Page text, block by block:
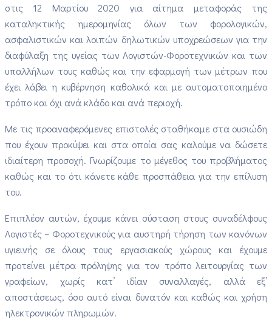
στις 12 Μαρτίου 2020 για αίτημα μεταφοράς της
καταληκτικής ημερομηνίας όλων των φορολογικών,
ασφαλιστικών και λοιπών δηλωτικών υποχρεώσεων για την
διαφύλαξη της υγείας των Λογιστών-Φοροτεχνικών και των
υπαλλήλων τους καθώς και την εφαρμογή των μέτρων που
έχει λάβει η κυβέρνηση καθολικά και με αυτοματοποιημένο
τρόπο και όχι ανά κλάδο και ανά περιοχή.
Με τις προαναφερόμενες επιστολές σταθήκαμε στα ουσιώδη
που έχουν προκύψει και στα οποία σας καλούμε να δώσετε
ιδιαίτερη προσοχή. Γνωρίζουμε το μέγεθος του προβλήματος
καθώς και το ότι κάνετε κάθε προσπάθεια για την επίλυση
του.
Επιπλέον αυτών, έχουμε κάνει σύσταση στους συναδέλφους
Λογιστές – Φοροτεχνικούς για αυστηρή τήρηση των κανόνων
υγιεινής σε όλους τους εργασιακούς χώρους και έχουμε
προτείνει μέτρα πρόληψης για τον τρόπο λειτουργίας των
γραφείων, χωρίς κατ’ ιδίαν συναλλαγές, αλλά εξ’
αποστάσεως, όσο αυτό είναι δυνατόν και καθώς και χρήση
ηλεκτρονικών πληρωμών.